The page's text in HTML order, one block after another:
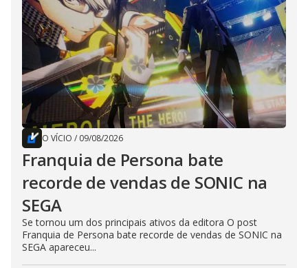
O VÍCIO / 09/08/2026
Franquia de Persona bate
recorde de vendas de SONIC na
SEGA
Se tornou um dos principais ativos da editora O post
Franquia de Persona bate recorde de vendas de SONIC na
SEGA apareceu...